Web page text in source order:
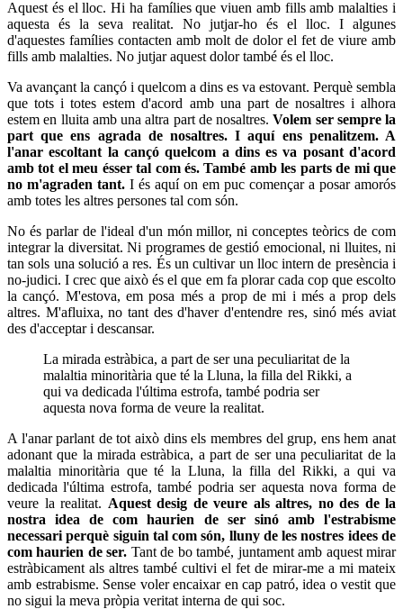
Aquest és el lloc. Hi ha famílies que viuen amb fills amb malalties i
aquesta és la seva realitat. No jutjar-ho és el lloc. I algunes
d'aquestes famílies contacten amb molt de dolor el fet de viure amb
fills amb malalties. No jutjar aquest dolor també és el lloc.
Va avançant la cançó i quelcom a dins es va estovant. Perquè sembla
que tots i totes estem d'acord amb una part de nosaltres i alhora
estem en lluita amb una altra part de nosaltres.Volem ser sempre la
part que ens agrada de nosaltres. I aquí ens penalitzem. A
l'anar escoltant la cançó quelcom a dins es va posant d'acord
amb tot el meu ésser tal com és. També amb les parts de mi que
no m'agraden tant. I és aquí on em puc començar a posar amorós
amb totes les altres persones tal com són.
No és parlar de l'ideal d'un món millor, ni conceptes teòrics de com
integrar la diversitat. Ni programes de gestió emocional, ni lluites, ni
tan sols una solució a res. És un cultivar un lloc intern de presència i
no-judici. I crec que això és el que em fa plorar cada cop que escolto
la cançó. M'estova, em posa més a prop de mi i més a prop dels
altres. M'afluixa, no tant des d'haver d'entendre res, sinó més aviat
des d'acceptar i descansar.
La mirada estràbica, a part de ser una peculiaritat de la
malaltia minoritària que té la Lluna, la filla del Rikki, a
qui va dedicada l'última estrofa, també podria ser
aquesta nova forma de veure la realitat.
A l'anar parlant de tot això dins els membres del grup, ens hem anat
adonant que la mirada estràbica, a part de ser una peculiaritat de la
malaltia minoritària que té la Lluna, la filla del Rikki, a qui va
dedicada l'última estrofa, també podria ser aquesta nova forma de
veure la realitat. Aquest desig de veure als altres, no des de la
nostra idea de com haurien de ser sinó amb l'estrabisme
necessari perquè siguin tal com són, lluny de les nostres idees de
com haurien de ser. Tant de bo també, juntament amb aquest mirar
estràbicament als altres també cultivi el fet de mirar-me a mi mateix
amb estrabisme. Sense voler encaixar en cap patró, idea o vestit que
no sigui la meva pròpia veritat interna de qui soc.